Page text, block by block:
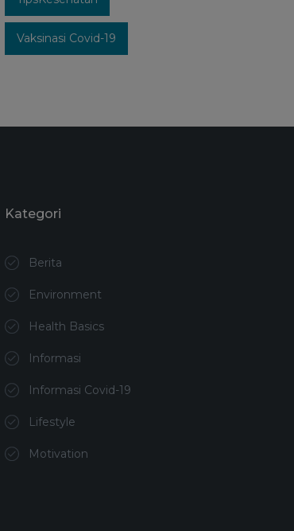
Vaksinasi Covid-19
Kategori
Berita
Environment
Health Basics
Informasi
Informasi Covid-19
Lifestyle
Motivation